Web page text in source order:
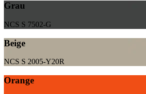
Grau
NCS S 7502-G
Beige
NCS S 2005-Y20R
Orange